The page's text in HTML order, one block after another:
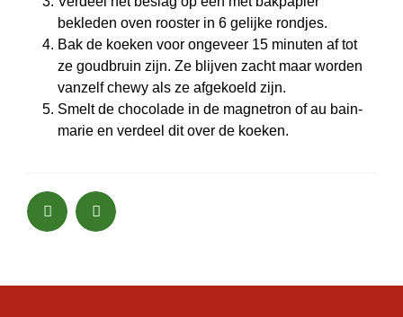
bekleden oven rooster in 6 gelijke rondjes.
Bak de koeken voor ongeveer 15 minuten af tot
ze goudbruin zijn. Ze blijven zacht maar worden
vanzelf chewy als ze afgekoeld zijn.
Smelt de chocolade in de magnetron of au bain-
marie en verdeel dit over de koeken.